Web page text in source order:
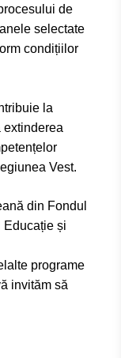
de
selectate
condițiilor
la
Vest.
din Fondul
Educație și
programe
invităm să